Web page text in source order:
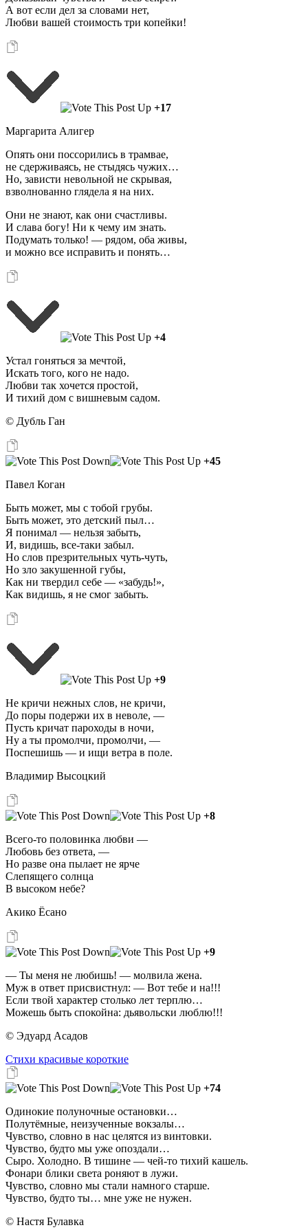
А вот если дел за словами нет,
Любви вашей стоимость три копейки!
+17
Маргарита Алигер
Опять они поссорились в трамвае,
не сдерживаясь, не стыдясь чужих…
Но, зависти невольной не скрывая,
взволнованно глядела я на них.
Они не знают, как они счастливы.
И слава богу! Ни к чему им знать.
Подумать только! — рядом, оба живы,
и можно все исправить и понять…
+4
Устал гоняться за мечтой,
Искать того, кого не надо.
Любви так хочется простой,
И тихий дом с вишневым садом.
© Дубль Ган
+45
Павел Коган
Быть может, мы с тобой грубы.
Быть может, это детский пыл…
Я понимал — нельзя забыть,
И, видишь, все-таки забыл.
Но слов презрительных чуть-чуть,
Но зло закушенной губы,
Как ни твердил себе — «забудь!»,
Как видишь, я не смог забыть.
+9
Не кричи нежных слов, не кричи,
До поры подержи их в неволе, —
Пусть кричат пароходы в ночи,
Ну а ты промолчи, промолчи, —
Поспешишь — и ищи ветра в поле.
Владимир Высоцкий
+8
Всего-то половинка любви —
Любовь без ответа, —
Но разве она пылает не ярче
Слепящего солнца
В высоком небе?
Акико Ёсано
+9
— Ты меня не любишь! — молвила жена.
Муж в ответ присвистнул: — Вот тебе и на!!!
Если твой характер столько лет терплю…
Можешь быть спокойна: дьявольски люблю!!!
© Эдуард Асадов
Стихи красивые короткие
+74
Одинокие полуночные остановки…
Полутёмные, неизученные вокзалы…
Чувство, словно в нас целятся из винтовки.
Чувство, будто мы уже опоздали…
Сыро. Холодно. В тишине — чей-то тихий кашель.
Фонари блики света роняют в лужи.
Чувство, словно мы стали намного старше.
Чувство, будто ты… мне уже не нужен.
© Настя Булавка